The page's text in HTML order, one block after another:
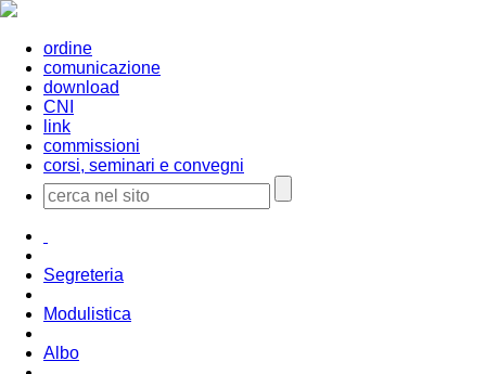
ordine
comunicazione
download
CNI
link
commissioni
corsi, seminari e convegni
Segreteria
Modulistica
Albo